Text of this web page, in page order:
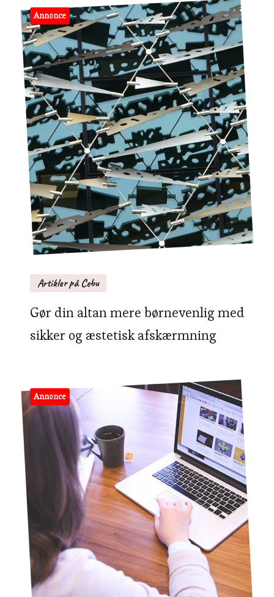
Annonce
Artikler på Cebu
Gør din altan mere børnevenlig med
sikker og æstetisk afskærmning
Annonce